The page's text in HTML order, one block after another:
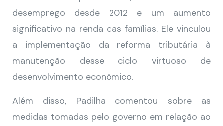
desemprego desde 2012 e um aumento
significativo na renda das famílias. Ele vinculou
a implementação da reforma tributária à
manutenção desse ciclo virtuoso de
desenvolvimento econômico.
Além disso, Padilha comentou sobre as
medidas tomadas pelo governo em relação ao